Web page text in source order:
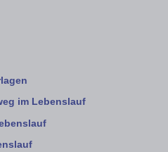
im Lebenslauf